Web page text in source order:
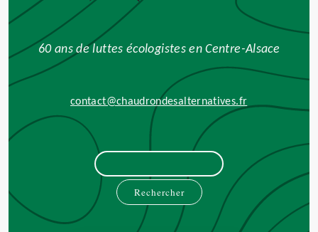
60 ans de luttes écologistes en Centre-Alsace
contact@chaudrondesalternatives.fr
Rechercher :